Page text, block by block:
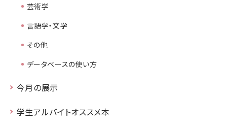
芸術学
言語学・文学
その他
データベースの使い方
今月の展示
学生アルバイトオススメ本